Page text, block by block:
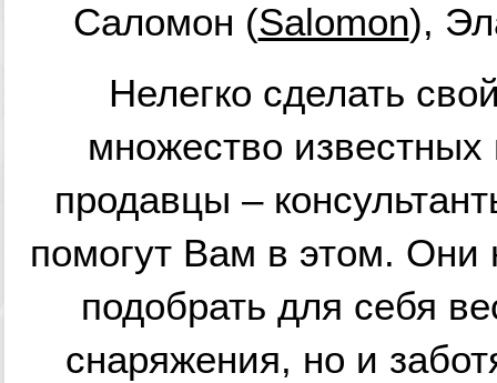
Саломон (Salomon),
Нелегко сделать
множество
продавцы –
помогут Вам в этом. Они
подобрать для себя
снаряжения, но и